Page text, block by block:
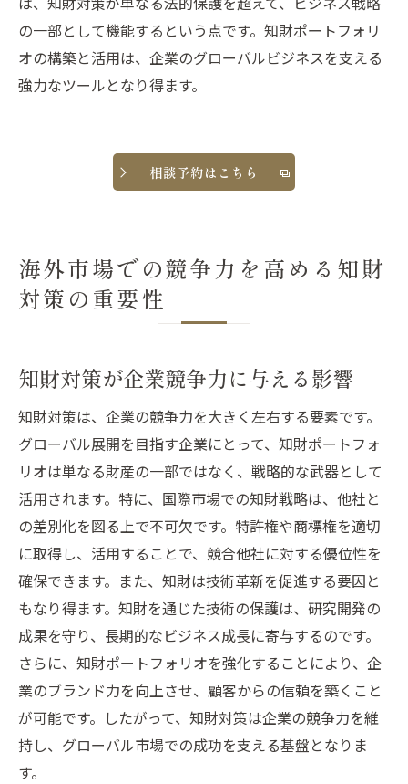
の一部として機能するという点です。知財ポートフォリ
オの構築と活用は、企業のグローバルビジネスを支える
強力なツールとなり得ます。
相談予約はこちら
海外市場での競争力を高める知財
対策の重要性
知財対策が企業競争力に与える影響
知財対策は、企業の競争力を大きく左右する要素です。
グローバル展開を目指す企業にとって、知財ポートフォ
リオは単なる財産の一部ではなく、戦略的な武器として
活用されます。特に、国際市場での知財戦略は、他社と
の差別化を図る上で不可欠です。特許権や商標権を適切
に取得し、活用することで、競合他社に対する優位性を
確保できます。また、知財は技術革新を促進する要因と
もなり得ます。知財を通じた技術の保護は、研究開発の
成果を守り、長期的なビジネス成長に寄与するのです。
さらに、知財ポートフォリオを強化することにより、企
業のブランド力を向上させ、顧客からの信頼を築くこと
が可能です。したがって、知財対策は企業の競争力を維
持し、グローバル市場での成功を支える基盤となりま
す。